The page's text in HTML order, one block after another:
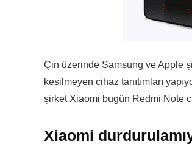
Çin üzerinde Samsung ve Apple
kesilmeyen cihaz tanıtımları
şirket Xiaomi bugün Redmi Note
Xiaomi